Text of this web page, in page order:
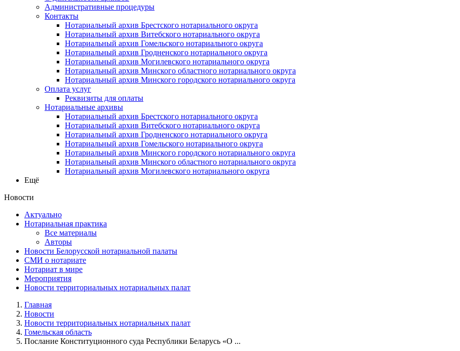
Административные процедуры
Контакты
Нотариальный архив Брестского нотариального округа
Нотариальный архив Витебского нотариального округа
Нотариальный архив Гомельского нотариального округа
Нотариальный архив Гродненского нотариального округа
Нотариальный архив Могилевского нотариального округа
Нотариальный архив Минского областного нотариального округа
Нотариальный архив Минского городского нотариального округа
Оплата услуг
Реквизиты для оплаты
Нотариальные архивы
Нотариальный архив Брестского нотариального округа
Нотариальный архив Витебского нотариального округа
Нотариальный архив Гродненского нотариального округа
Нотариальный архив Гомельского нотариального округа
Нотариальный архив Минского городского нотариального округа
Нотариальный архив Минского областного нотариального округа
Нотариальный архив Могилевского нотариального округа
Ещё
Новости
Актуально
Нотариальная практика
Все материалы
Авторы
Новости Белорусской нотариальной палаты
СМИ о нотариате
Нотариат в мире
Мероприятия
Новости территориальных нотариальных палат
Главная
Новости
Новости территориальных нотариальных палат
Гомельская область
Послание Конституционного суда Республики Беларусь «О ...